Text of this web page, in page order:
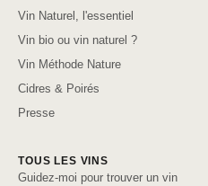
Vin Naturel, l'essentiel
Vin bio ou vin naturel ?
Vin Méthode Nature
Cidres & Poirés
Presse
TOUS LES VINS
Guidez-moi pour trouver un vin